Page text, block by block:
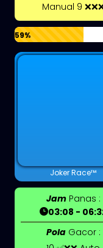
Manual 9
59%
Joker Race™
JamPanas :
03:08 -
PolaGacor :